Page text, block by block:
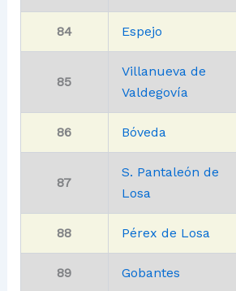
84 Espejo
85
Villanueva de
Valdegovía
86 Bóveda
87
S. Pantaleón de
Losa
88 Pérex de Losa
89 Gobantes